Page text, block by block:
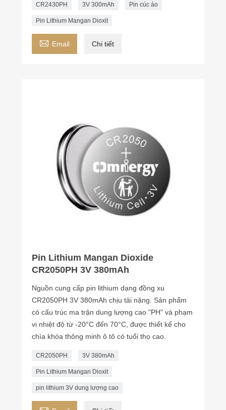
CR2430PH 3V 300mAh Pin cúc áo
Pin Lithium Mangan Dioxit
 Email Chi tiết
Pin Lithium Mangan Dioxide
CR2050PH 3V 380mAh
Nguồn cung cấp pin lithium dạng đồng xu
CR2050PH 3V 380mAh chịu tải nặng. Sản phẩm
có cấu trúc ma trận dung lượng cao "PH" và phạm
vi nhiệt độ từ -20°C đến 70°C, được thiết kế cho
chìa khóa thông minh ô tô có tuổi thọ cao.
CR2050PH 3V 380mAh
Pin Lithium Mangan Dioxit
pin lithium 3V dung lượng cao